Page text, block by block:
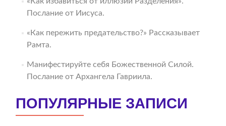
Послание от Иисуса.
«Как пережить предательство?» Рассказывает
Рамта.
Манифестируйте себя Божественной Силой.
Послание от Архангела Гавриила.
ПОПУЛЯРНЫЕ ЗАПИСИ